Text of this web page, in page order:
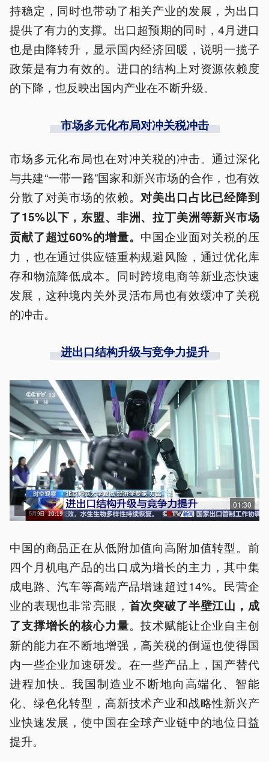
持稳定，同时也带动了相关产业的发展，为出口
提供了有力的支撑。出口超预期的同时，4月进口
也是由降转升，显示国内经济回暖，说明一揽子
政策是有力有效的。进口的结构上对资源依赖度
的下降，也反映出国内产业在不断升级。
市场多元化布局对冲关税冲击
市场多元化布局也在对冲关税的冲击。通过深化
与共建“一带一路”国家和新兴市场的合作，也有效
分散了对美市场的依赖。 对美出口占比已经降到
了15%以下，东盟、非洲、拉丁美洲等新兴市场
贡献了超过60%的增量。 中国企业面对关税的压
力，也在通过供应链重构规避风险，通过优化库
存和物流降低成本。同时跨境电商等新业态快速
发展，这种境内关外灵活布局也有效缓冲了关税
的冲击。
进出口结构升级与竞争力提升
01:30
中国的商品正在从低附加值向高附加值转型。前
四个月机电产品的出口成为增长的主力，其中集
成电路、汽车等高端产品增速超过14%。民营企
业的表现也非常亮眼， 首次突破了半壁江山，成
了支撑增长的核心力量。技术赋能让企业自主创
新的能力在不断地增强，高关税的倒逼也使得国
内一些企业加速研发。在一些产品上，国产替代
进程加快。我国制造业不断地向高端化、智能
化、绿色化转型，高新技术产业和战略性新兴产
业快速发展，使中国在全球产业链中的地位日益
提升。